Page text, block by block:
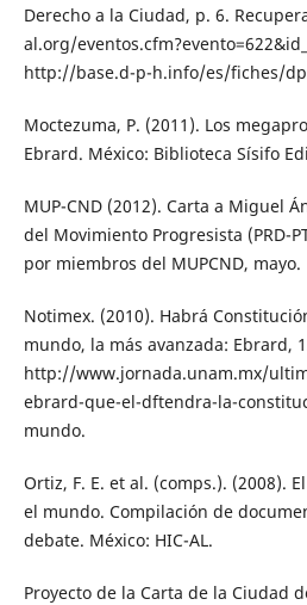
Derecho a la Ciudad, p. 6.
al.org/
http://base.d-p-h.info/es/fiches/
Moctezuma, P. (2011). Los
Ebrard. México: Biblioteca Sísifo
MUP-CND (2012). Carta a Miguel
del Movimiento Progresista (PRD-
por miembros del MUPCND, mayo.
Notimex. (2010). Habrá
mundo, la más avanzada: Ebrard,
http://www.jornada.unam.mx/
ebrard-que-el-dftendra-la-
mundo.
Ortiz, F. E. et al. (comps.). (2008).
el mundo. Compilación de
debate. México: HIC-AL.
Proyecto de la Carta de la Ciudad